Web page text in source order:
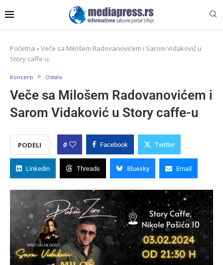
Početna »Veče sa Milošem Radovanovićem i Sarom Vidaković u
Story caffe-u
Koncerti Ostalo
Veče sa Milošem Radovanovićem i
Sarom Vidaković u Story caffe-u
PODELI 0 Facebook Twitter
Linkedin Threads Bluesky Email